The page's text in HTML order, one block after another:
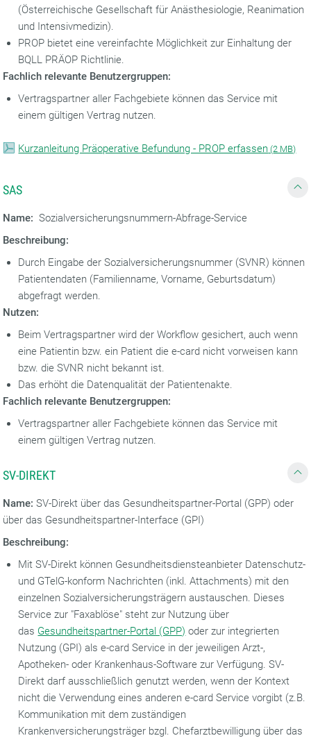
(Österreichische Gesellschaft für Anästhesiologie, Reanimation
und Intensivmedizin).
PROP bietet eine vereinfachte Möglichkeit zur Einhaltung der
BQLL PRÄOP Richtlinie.
Fachlich relevante Benutzergruppen:
Vertragspartner aller Fachgebiete können das Service mit
einem gültigen Vertrag nutzen.
Kurzanleitung Präoperative Befundung - PROP erfassen (2 MB)
SAS
Name: Sozialversicherungsnummern-Abfrage-Service
Beschreibung:
Durch Eingabe der Sozialversicherungsnummer (SVNR) können
Patientendaten (Familienname, Vorname, Geburtsdatum)
abgefragt werden.
Nutzen:
Beim Vertragspartner wird der Workflow gesichert, auch wenn
eine Patientin bzw. ein Patient die e-card nicht vorweisen kann
bzw. die SVNR nicht bekannt ist.
Das erhöht die Datenqualität der Patientenakte.
Fachlich relevante Benutzergruppen:
Vertragspartner aller Fachgebiete können das Service mit
einem gültigen Vertrag nutzen.
SV-DIREKT
Name: SV-Direkt über das Gesundheitspartner-Portal (GPP) oder
über das Gesundheitspartner-Interface (GPI)
Beschreibung:
Mit SV-Direkt können Gesundheitsdiensteanbieter Datenschutz-
und GTelG-konform Nachrichten (inkl. Attachments) mit den
einzelnen Sozialversicherungsträgern austauschen. Dieses
Service zur "Faxablöse" steht zur Nutzung über
das Gesundheitspartner-Portal (GPP) oder zur integrierten
Nutzung (GPI) als e-card Service in der jeweiligen Arzt-,
Apotheken- oder Krankenhaus-Software zur Verfügung. SV-
Direkt darf ausschließlich genutzt werden, wenn der Kontext
nicht die Verwendung eines anderen e-card Service vorgibt (z.B.
Kommunikation mit dem zuständigen
Krankenversicherungsträger bzgl. Chefarztbewilligung über das